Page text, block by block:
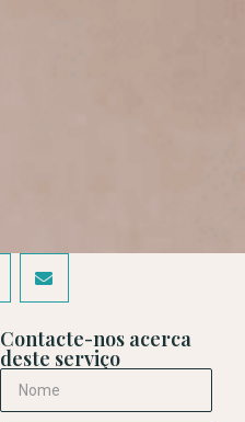
Contacte-nos acerca
deste serviço